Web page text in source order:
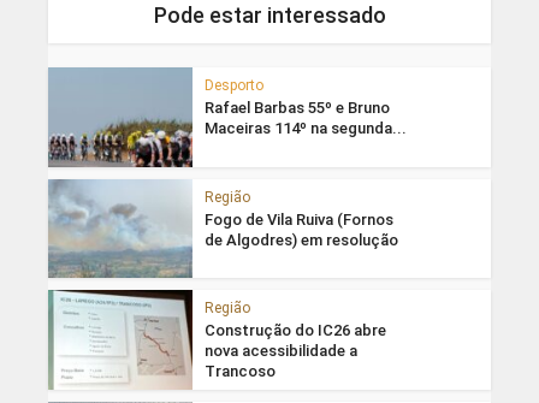
Pode estar interessado
Desporto
Rafael Barbas 55º e Bruno
Maceiras 114º na segunda...
Região
Fogo de Vila Ruiva (Fornos
de Algodres) em resolução
Região
Construção do IC26 abre
nova acessibilidade a
Trancoso